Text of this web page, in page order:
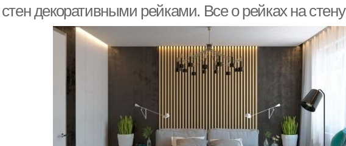
декоративными рейками. Все о рейках на стену